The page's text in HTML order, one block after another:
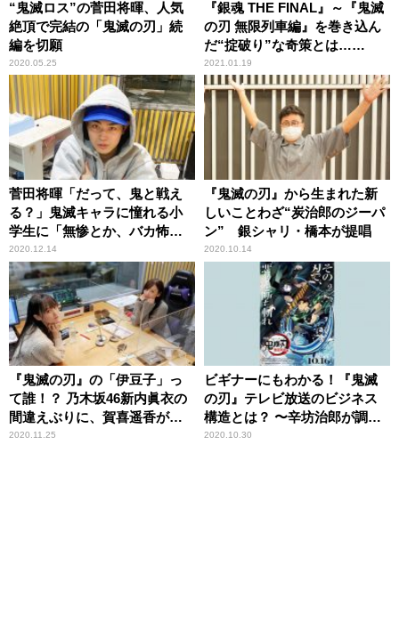
“鬼滅ロス”の菅田将暉、人気
絶頂で完結の「鬼滅の刃」続
編を切願
2020.05.25
『銀魂 THE FINAL』～『鬼滅
の刃 無限列車編』を巻き込ん
だ“掟破り”な奇策とは……
2021.01.19
菅田将暉「だって、鬼と戦え
る？」鬼滅キャラに憧れる小
学生に「無惨とか、バカ怖い
からな！」
2020.12.14
『鬼滅の刃』から生まれた新
しいことわざ“炭治郎のジーパ
ン” 銀シャリ・橋本が提唱
2020.10.14
『鬼滅の刃』の「伊豆子」っ
て誰！？ 乃木坂46新内眞衣の
間違えぶりに、賀喜遥香が苦
笑
2020.11.25
ビギナーにもわかる！『鬼滅
の刃』テレビ放送のビジネス
構造とは？ 〜辛坊治郎が調べ
てみた
2020.10.30